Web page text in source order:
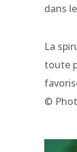
dans
La
toute
©